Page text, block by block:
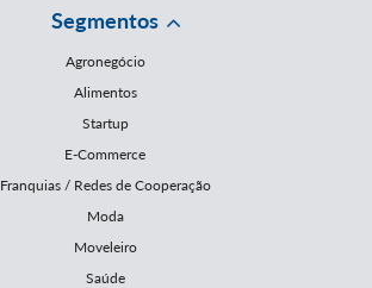
Segmentos
Agronegócio
Alimentos
Startup
E-Commerce
Franquias / Redes de Cooperação
Moda
Moveleiro
Saúde